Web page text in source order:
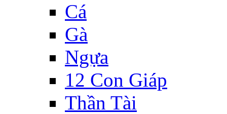
Cá
Gà
Ngựa
12 Con Giáp
Thần Tài